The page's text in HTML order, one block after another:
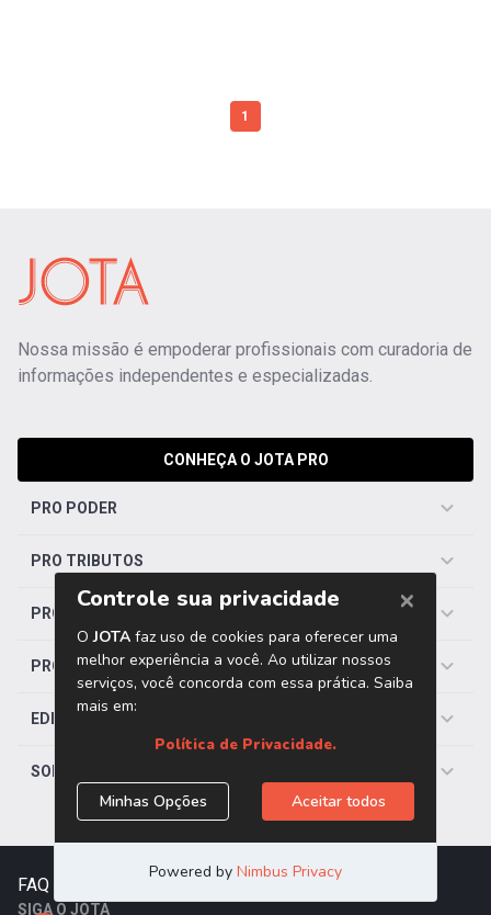
1
Nossa missão é empoderar profissionais com curadoria de
informações independentes e especializadas.
CONHEÇA O JOTA PRO
PRO PODER
PRO TRIBUTOS
PRO TRABALHISTA
PRO SAÚDE
EDITORIAS
SOBRE O JOTA
FAQ Trabalhe Conosco
SIGA O JOTA